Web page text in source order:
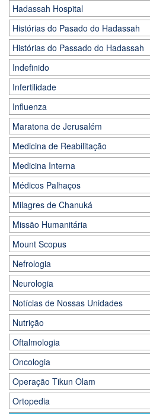
Hadassah Hospital
Histórias do Pasado do Hadassah
Histórias do Passado do Hadassah
Indefinido
Infertilidade
Influenza
Maratona de Jerusalém
Medicina de Reabilitação
Medicina Interna
Médicos Palhaços
Milagres de Chanuká
Missão Humanitária
Mount Scopus
Nefrologia
Neurologia
Notícias de Nossas Unidades
Nutrição
Oftalmologia
Oncologia
Operação Tikun Olam
Ortopedia